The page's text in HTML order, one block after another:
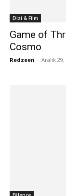
Dizi & Film
Game of
Cosmo
Redzeen - Aralık 29,